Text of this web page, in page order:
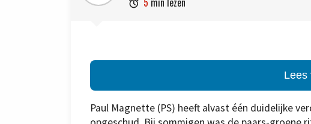

Lees
Paul Magnette (PS) heeft alvast één duidelijke